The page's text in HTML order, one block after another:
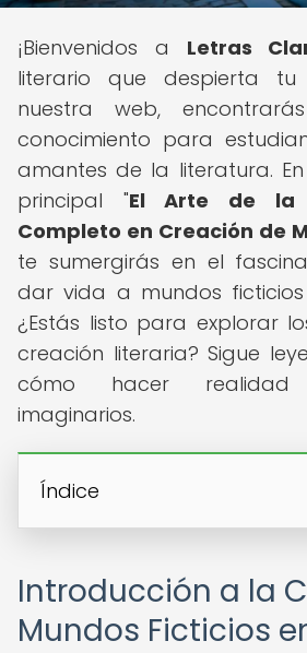
¡Bienvenidos a Letras
literario que despierta tu
nuestra web,
conocimiento para
amantes de la literatura.
principal "El Arte de la
Completo en Creación de
te sumergirás en el
dar vida a mundos ficticios
¿Estás listo para explorar
creación literaria? Sigue
cómo hacer
imaginarios.
Índice
Introducción a la
Mundos Ficticios